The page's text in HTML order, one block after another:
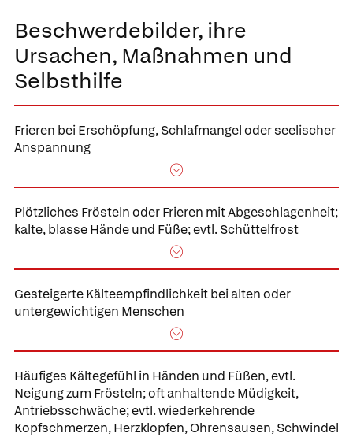
Beschwerdebilder, ihre
Ursachen, Maßnahmen und
Selbsthilfe
Frieren bei Erschöpfung, Schlafmangel oder seelischer
Anspannung
Plötzliches Frösteln oder Frieren mit Abgeschlagenheit;
kalte, blasse Hände und Füße; evtl. Schüttelfrost
GesteigerteKälteempfindlichkeit bei alten oder
untergewichtigen Menschen
Häufiges Kältegefühl in Händen und Füßen, evtl.
Neigung zum Frösteln; oft anhaltende Müdigkeit,
Antriebsschwäche; evtl. wiederkehrende
Kopfschmerzen, Herzklopfen, Ohrensausen, Schwindel